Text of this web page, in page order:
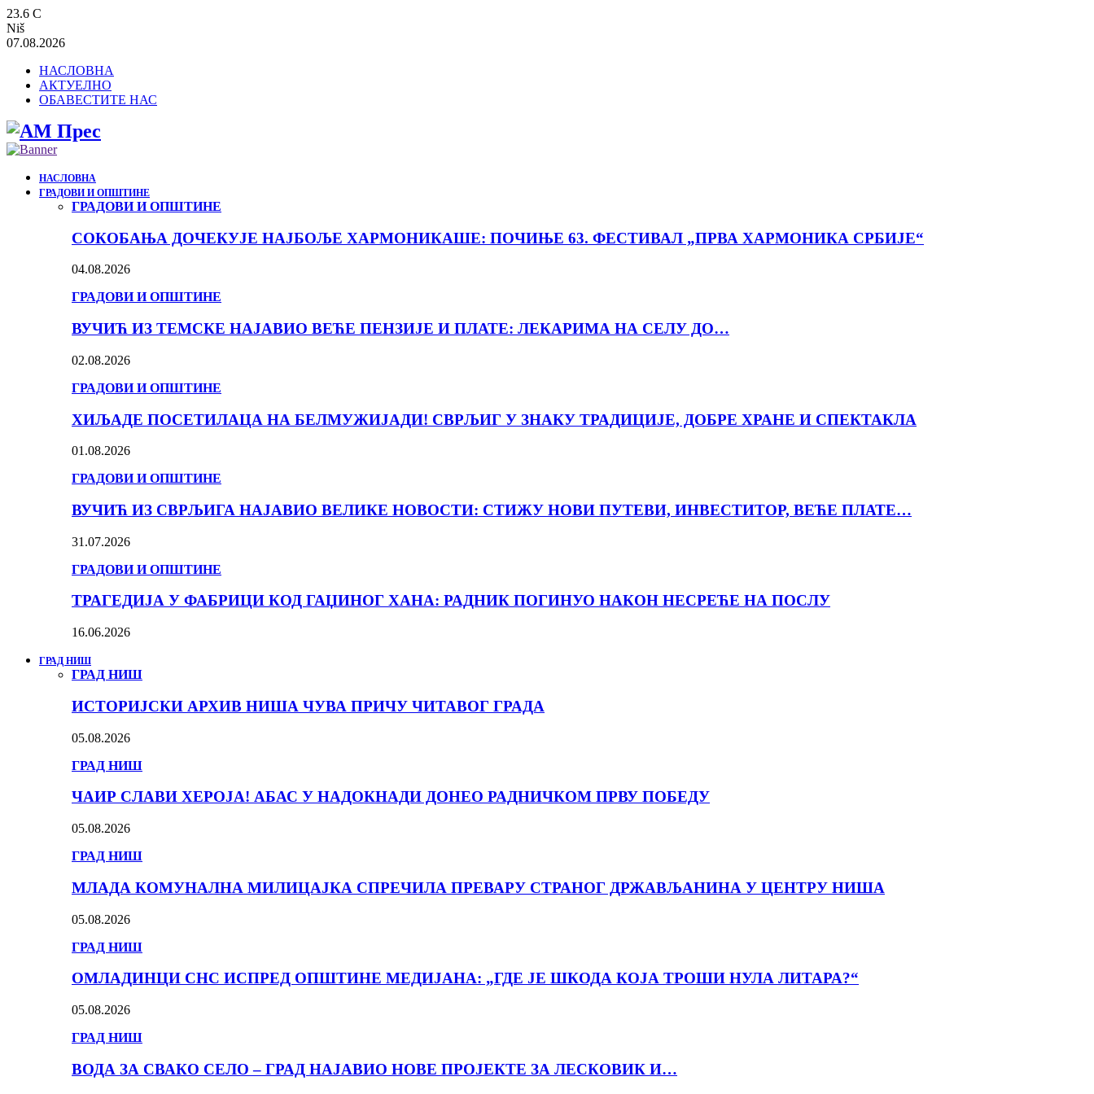
23.6 C
Niš
07.08.2026
НАСЛОВНА
АКТУЕЛНО
ОБАВЕСТИТЕ НАС
НАСЛОВНА
ГРАДОВИ И ОПШТИНЕ
ГРАДОВИ И ОПШТИНЕ
СОКОБАЊА ДОЧЕКУЈЕ НАЈБОЉЕ ХАРМОНИКАШЕ: ПОЧИЊЕ 63. ФЕСТИВАЛ „ПРВА ХАРМОНИКА СРБИЈЕ“
04.08.2026
ГРАДОВИ И ОПШТИНЕ
ВУЧИЋ ИЗ ТЕМСКЕ НАЈАВИО ВЕЋЕ ПЕНЗИЈЕ И ПЛАТЕ: ЛЕКАРИМА НА СЕЛУ ДО…
02.08.2026
ГРАДОВИ И ОПШТИНЕ
ХИЉАДЕ ПОСЕТИЛАЦА НА БЕЛМУЖИЈАДИ! СВРЉИГ У ЗНАКУ ТРАДИЦИЈЕ, ДОБРЕ ХРАНЕ И СПЕКТАКЛА
01.08.2026
ГРАДОВИ И ОПШТИНЕ
ВУЧИЋ ИЗ СВРЉИГА НАЈАВИО ВЕЛИКЕ НОВОСТИ: СТИЖУ НОВИ ПУТЕВИ, ИНВЕСТИТОР, ВЕЋЕ ПЛАТЕ…
31.07.2026
ГРАДОВИ И ОПШТИНЕ
ТРАГЕДИЈА У ФАБРИЦИ КОД ГАЏИНОГ ХАНА: РАДНИК ПОГИНУО НАКОН НЕСРЕЋЕ НА ПОСЛУ
16.06.2026
ГРАД НИШ
ГРАД НИШ
ИСТОРИЈСКИ АРХИВ НИША ЧУВА ПРИЧУ ЧИТАВОГ ГРАДА
05.08.2026
ГРАД НИШ
ЧАИР СЛАВИ ХЕРОЈА! АБАС У НАДОКНАДИ ДОНЕО РАДНИЧКОМ ПРВУ ПОБЕДУ
05.08.2026
ГРАД НИШ
МЛАДА КОМУНАЛНА МИЛИЦАЈКА СПРЕЧИЛА ПРЕВАРУ СТРАНОГ ДРЖАВЉАНИНА У ЦЕНТРУ НИША
05.08.2026
ГРАД НИШ
ОМЛАДИНЦИ СНС ИСПРЕД ОПШТИНЕ МЕДИЈАНА: „ГДЕ ЈЕ ШКОДА КОЈА ТРОШИ НУЛА ЛИТАРА?“
05.08.2026
ГРАД НИШ
ВОДА ЗА СВАКО СЕЛО – ГРАД НАЈАВИО НОВЕ ПРОЈЕКТЕ ЗА ЛЕСКОВИК И…